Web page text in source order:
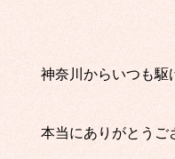
神奈川からいつも駆
本当にありがとうご